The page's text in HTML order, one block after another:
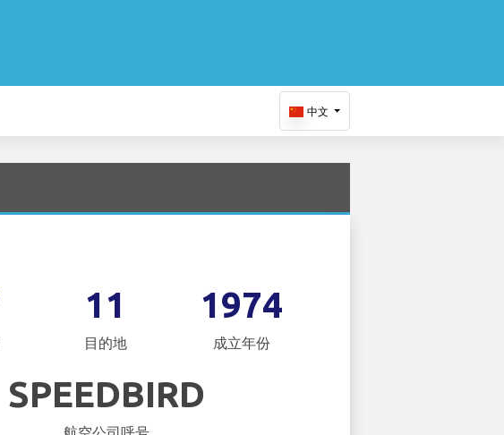
中文
11
目的地
1974
成立年份
SPEEDBIRD